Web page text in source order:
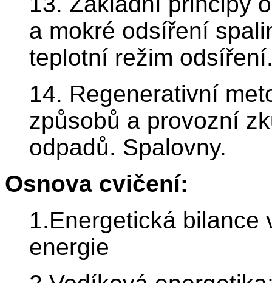
a mokré odsíření
teplotní režim
14. Regenerativní
způsobů a provozní
odpadů. Spalovny.
Osnova cvičení:
1.Energetická bilance
energie